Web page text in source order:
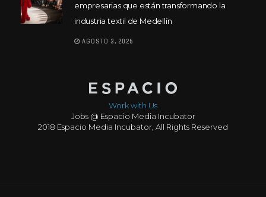
empresarias que están transformando la
industria textil de Medellín
AGOSTO 3, 2026
Work with Us
Jobs @ Espacio Media Incubator
2018 Espacio Media Incubator, All Rights Reserved